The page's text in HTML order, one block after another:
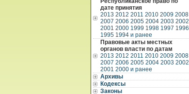
дате принятия
2013 2012 2011 2010 2009 2008
2007 2006 2005 2004 2003 2002
2001 2000 1999 1998 1997 1996
1995 1994 и ранее
Правовые акты местных
органов власти по датам
2013 2012 2011 2010 2009 2008
2007 2006 2005 2004 2003 2002
2001 2000 и ранее
Архивы
Кодексы
Законы